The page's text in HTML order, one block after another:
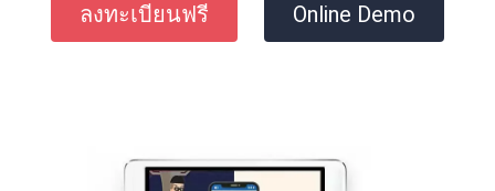
ลงทะเบียนฟรี Online Demo